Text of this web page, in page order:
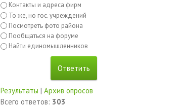
Контакты и адреса фирм
То же, но гос. учреждений
Посмотреть фото района
Пообщаться на форуме
Найти единомышленников
Результаты | Архив опросов
Всего ответов: 303